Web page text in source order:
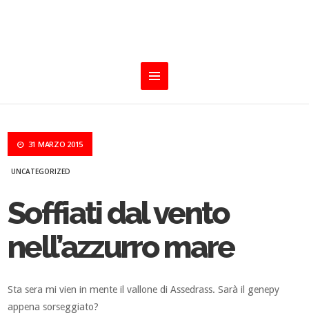
31 MARZO 2015
UNCATEGORIZED
Soffiati dal vento
nell’azzurro mare
Sta sera mi vien in mente il vallone di Assedrass. Sarà il genepy
appena sorseggiato?